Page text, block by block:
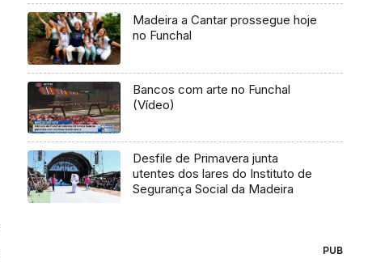
Madeira a Cantar prossegue hoje
no Funchal
Bancos com arte no Funchal
(Vídeo)
Desfile de Primavera junta
utentes dos lares do Instituto de
Segurança Social da Madeira
PUB